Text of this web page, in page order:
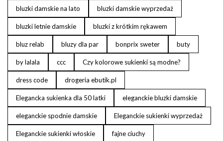
bluzki damskie na lato bluzki damskie wyprzedaż
bluzki letnie damskie bluzki z krótkim rękawem
bluz relab bluzy dla par bonprix sweter buty
by lalala ccc Czy kolorowe sukienki są modne?
dress code drogeria ebutik.pl
Elegancka sukienka dla 50 latki eleganckie bluzki damskie
eleganckie spodnie damskie Eleganckie sukienki wyprzedaż
Eleganckie sukienki włoskie fajne ciuchy